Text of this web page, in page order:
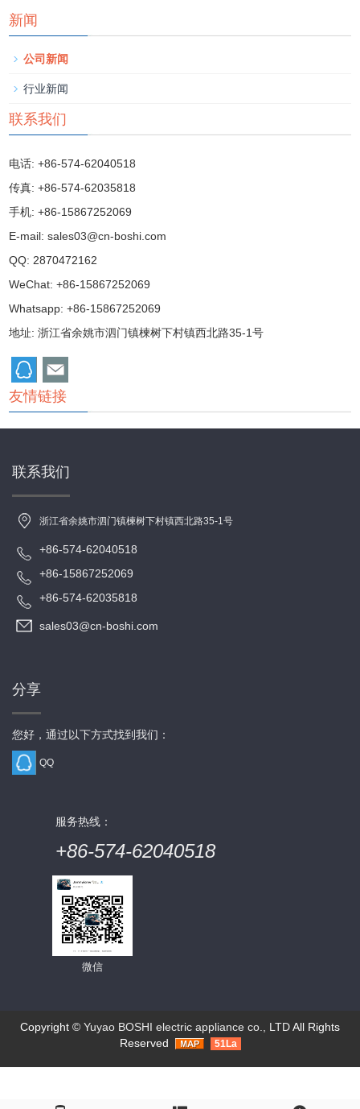
新闻
公司新闻
行业新闻
联系我们
电话: +86-574-62040518
传真: +86-574-62035818
手机: +86-15867252069
E-mail:sales03@cn-boshi.com
QQ: 2870472162
WeChat: +86-15867252069
Whatsapp: +86-15867252069
地址: 浙江省余姚市泗门镇楝树下村镇西北路35-1号
友情链接
联系我们
浙江省余姚市泗门镇楝树下村镇西北路35-1号
+86-574-62040518
+86-15867252069
+86-574-62035818
sales03@cn-boshi.com
分享
您好，通过以下方式找到我们：
QQ
服务热线：
+86-574-62040518
微信
Copyright © Yuyao BOSHI electric appliance co., LTDAll Rights
Reserved
51La